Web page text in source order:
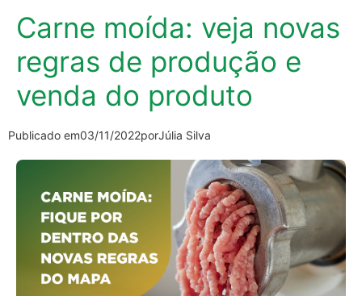
Carne moída: veja novas
regras de produção e
venda do produto
Publicado em03/11/2022porJúlia Silva